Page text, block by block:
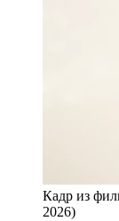
Кадр из
2026)